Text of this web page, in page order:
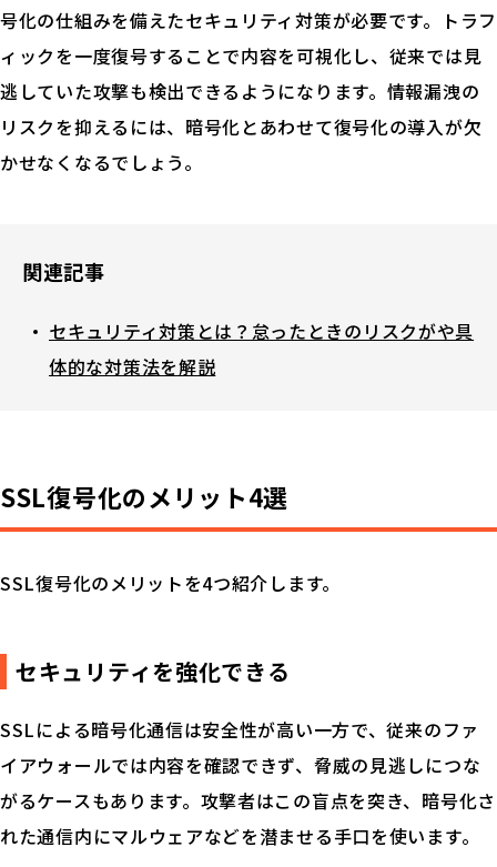
号化の仕組みを備えたセキュリティ対策が必要です。トラフ
ィックを一度復号することで内容を可視化し、従来では見
逃していた攻撃も検出できるようになります。情報漏洩の
リスクを抑えるには、暗号化とあわせて復号化の導入が欠
かせなくなるでしょう。
関連記事
セキュリティ対策とは？怠ったときのリスクがや具
体的な対策法を解説
SSL復号化のメリット4選
SSL復号化のメリットを4つ紹介します。
セキュリティを強化できる
SSLによる暗号化通信は安全性が高い一方で、従来のファ
イアウォールでは内容を確認できず、脅威の見逃しにつな
がるケースもあります。攻撃者はこの盲点を突き、暗号化さ
れた通信内にマルウェアなどを潜ませる手口を使います。